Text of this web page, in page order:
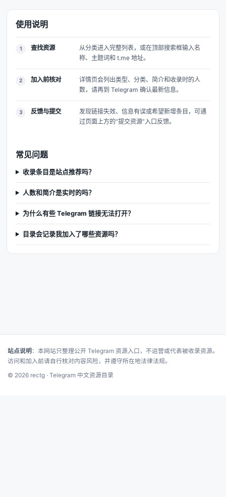
使用说明
查找资源
从分类进入完整列表，或在顶部搜索框输入名
称、主题词和 t.me 地址。
加入前核对
详情页会列出类型、分类、简介和收录时的人
数，请再到 Telegram 确认最新信息。
反馈与提交
发现链接失效、信息有误或希望新增条目，可通
过页面上方的“提交资源”入口反馈。
常见问题
收录条目是站点推荐吗？
人数和简介是实时的吗？
为什么有些 Telegram 链接无法打开？
目录会记录我加入了哪些资源吗？
站点说明 ：本网站只整理公开 Telegram 资源入口，不运营或代表被收录资源。
访问和加入前请自行核对内容风险，并遵守所在地法律法规。
© 2026 rectg · Telegram 中文资源目录